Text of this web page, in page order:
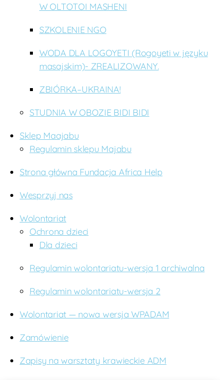
W OLTOTOI MASHENI
SZKOLENIE NGO
WODA DLA LOGOYETI (Rogoyeti w języku
masajskim)- ZREALIZOWANY.
ZBIÓRKA–UKRAINA!
STUDNIA W OBOZIE BIDI BIDI
Sklep Maajabu
Regulamin sklepu Majabu
Strona główna Fundacja Africa Help
Wesprzyj nas
Wolontariat
Ochrona dzieci
Dla dzieci
Regulamin wolontariatu-wersja 1 archiwalna
Regulamin wolontariatu-wersja 2
Wolontariat — nowa wersja WPADAM
Zamówienie
Zapisy na warsztaty krawieckie ADM